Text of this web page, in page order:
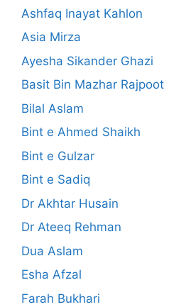
Ashfaq Inayat Kahlon
Asia Mirza
Ayesha Sikander Ghazi
Basit Bin Mazhar Rajpoot
Bilal Aslam
Bint e Ahmed Shaikh
Bint e Gulzar
Bint e Sadiq
Dr Akhtar Husain
Dr Ateeq Rehman
Dua Aslam
Esha Afzal
Farah Bukhari